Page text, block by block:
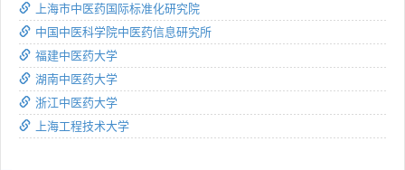
上海市中医药国际标准化研究院
中国中医科学院中医药信息研究所
福建中医药大学
湖南中医药大学
浙江中医药大学
上海工程技术大学